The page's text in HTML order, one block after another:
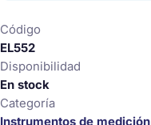
Código
EL552
Disponibilidad
En stock
Categoría
Instrumentos de medición